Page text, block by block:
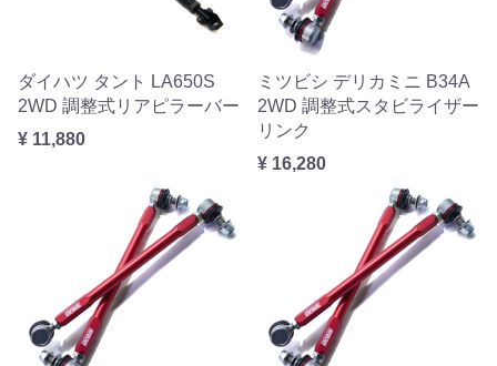
ダイハツ タント LA650S
2WD 調整式リアピラーバー
¥ 11,880
ミツビシ デリカミニ B34A
2WD 調整式スタビライザー
リンク
¥ 16,280